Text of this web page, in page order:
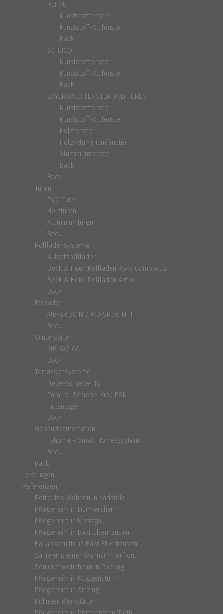
REHAU
Kunststofffenster
Kunststoff-Alufenster
Back
SCHÜCO
Kunststofffenster
Kunststoff-Alufenster
Back
BAYERWALD FENSTER UND TÜREN
Kunststofffenster
Kunststoff-Alufenster
Holzfenster
Holz-Aluminiumfenster
Aluminiumfenster
Back
Back
Türen
PVC-Türen
Holztüren
Aluminiumtüren
Back
Rolllädensysteme
Aufsatzrollläden
Beck & Heun Rollladen Roka Compact 2
Beck & Heun Rollladen Airfox
Back
Fassaden
MB-SR 50 N / MB-SR 50 N HI
Back
Wintergärten
MB-WG 60
Back
Terrassensysteme
Hebe-Schiebe HS
Parallel-Schiebe-Kipp PSK
Faltanlagen
Back
Gebäudeautomation
Tahoma – Smart Home-System
Back
Back
Leistungen
Referenzen
Betreutes Wohnen in Karlsfeld
Pflegeheim in Durmersheim
Pflegeheim in Knetzgau
Pflegeheim in Baar Ebenhausen
Bauabschnitte in Baar Ebenhausen
Sanierung einer Wohnzimmerfront
Seniorenwohnheim in Pocking
Pflegeheim in Muggensturm
Pflegeheim in Sinzing
Pidinger Werkstätten